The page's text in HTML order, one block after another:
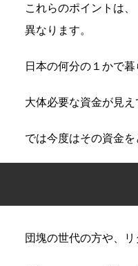
これらのポイントは
異なります。
日本の何分の１かで
大体必要な資金が見え
では今度はその資金
団塊の世代の方や、